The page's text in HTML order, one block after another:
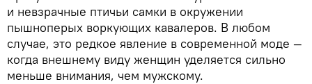
и невзрачные птичьи самки в окружении
пышноперых воркующих кавалеров. В любом
случае, это редкое явление в современной моде —
когда внешнему виду женщин уделяется сильно
меньше внимания, чем мужскому.